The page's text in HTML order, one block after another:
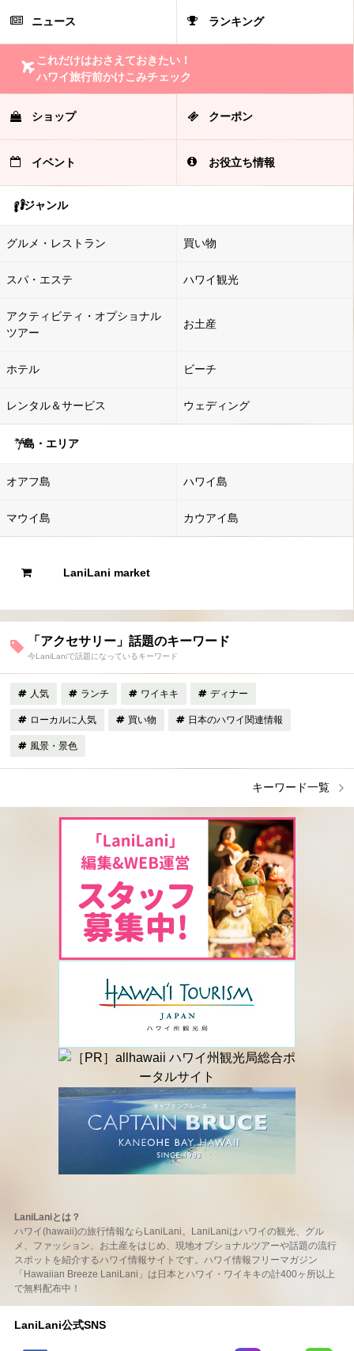
ニュース ランキング
これだけはおさえておきたい！
ハワイ旅行前かけこみチェック
ショップ クーポン
イベント お役立ち情報
ジャンル
グルメ・レストラン 買い物
スパ・エステ ハワイ観光
アクティビティ・オプショナル
ツアー
お土産
ホテル ビーチ
レンタル＆サービス ウェディング
島・エリア
オアフ島 ハワイ島
マウイ島 カウアイ島
LaniLani market
「アクセサリー」話題のキーワード
今LaniLaniで話題になっているキーワード
人気 ランチ ワイキキ ディナー
ローカルに人気 買い物 日本のハワイ関連情報
風景・景色
キーワード一覧
LaniLaniとは？
ハワイ(hawaii)の旅行情報ならLaniLani。LaniLaniはハワイの観光、グル
メ、ファッション、お土産をはじめ、現地オプショナルツアーや話題の流行
スポットを紹介するハワイ情報サイトです。ハワイ情報フリーマガジン
「Hawaiian Breeze LaniLani」は日本とハワイ・ワイキキの計400ヶ所以上
で無料配布中！
LaniLani公式SNS